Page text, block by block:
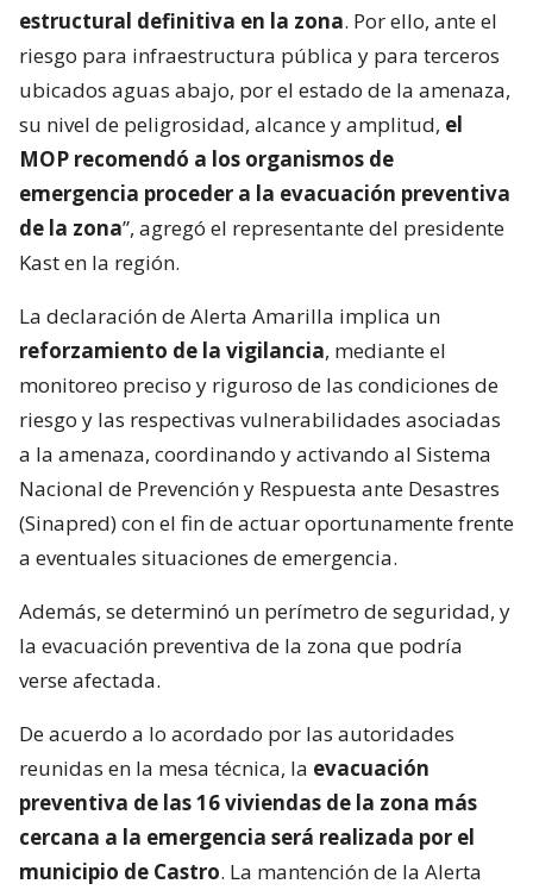
estructural definitiva en la zona. Por ello, ante el
riesgo para infraestructura pública y para terceros
ubicados aguas abajo, por el estado de la amenaza,
su nivel de peligrosidad, alcance y amplitud, el
MOP recomendó a los organismos de
emergencia proceder a la evacuación preventiva
de la zona”, agregó el representante del presidente
Kast en la región.
La declaración de Alerta Amarilla implica un
reforzamiento de la vigilancia, mediante el
monitoreo preciso y riguroso de las condiciones de
riesgo y las respectivas vulnerabilidades asociadas
a la amenaza, coordinando y activando al Sistema
Nacional de Prevención y Respuesta ante Desastres
(Sinapred) con el fin de actuar oportunamente frente
a eventuales situaciones de emergencia.
Además, se determinó un perímetro de seguridad, y
la evacuación preventiva de la zona que podría
verse afectada.
De acuerdo a lo acordado por las autoridades
reunidas en la mesa técnica, la evacuación
preventiva de las 16 viviendas de la zona más
cercana a la emergencia será realizada por el
municipio de Castro. La mantención de la Alerta